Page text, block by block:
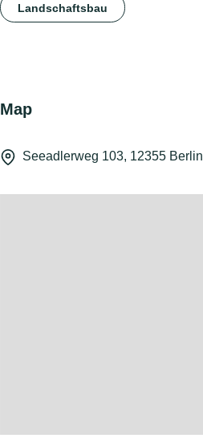
Landschaftsbau
Map
Seeadlerweg 103, 12355 Berlin